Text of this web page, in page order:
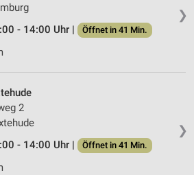
❯
- 14:00 Uhr |
Öffnet in 41 Min.
❯
2
- 14:00 Uhr |
Öffnet in 41 Min.